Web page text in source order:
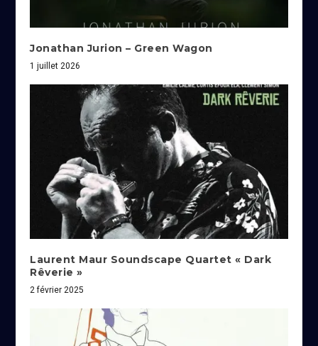
Jonathan Jurion – Green Wagon
1 juillet 2026
Laurent Maur Soundscape Quartet « Dark
Rêverie »
2 février 2025